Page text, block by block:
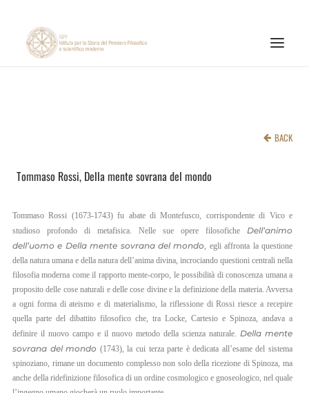
NEWS AND EVENTS
CNR
PAGINA FACEBOOK ISPF
PAGINA INSTAGRAM ISPF
CANALE YOUTUBE ISPF
EN
IT
BACK
Tommaso Rossi, Della mente sovrana del mondo
Tommaso Rossi (1673-1743) fu abate di Montefusco, corrispondente di Vico e
studioso profondo di metafisica. Nelle sue opere filosofiche Dell’animo
dell’uomo e Della mente sovrana del mondo, egli affronta la questione
della natura umana e della natura dell’anima divina, incrociando questioni centrali nella
filosofia moderna come il rapporto mente-corpo, le possibilità di conoscenza umana a
proposito delle cose naturali e delle cose divine e la definizione della materia. Avversa
a ogni forma di ateismo e di materialismo, la riflessione di Rossi riesce a recepire
quella parte del dibattito filosofico che, tra Locke, Cartesio e Spinoza, andava a
definire il nuovo campo e il nuovo metodo della scienza naturale. Della mente
sovrana del mondo (1743), la cui terza parte è dedicata all’esame del sistema
spinoziano, rimane un documento complesso non solo della ricezione di Spinoza, ma
anche della ridefinizione filosofica di un ordine cosmologico e gnoseologico, nel quale